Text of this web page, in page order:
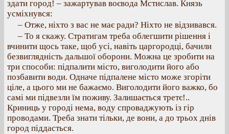
здати город! – зажартував воєвода Мстислав. Князь
усміхнувся:
– Отже, ніхто з вас не має ради? Ніхто не відзивався.
– То я скажу. Стратигам треба облегшити рішення і
вчинити щось таке, щоб усі, навіть царгородці, бачили
безвиглядність дальшої оборони. Можна це зробити на
три способи: підпалити місто, виголодити його або
позбавити води. Одначе підпалене місто може згоріти
ціле, а цього ми не бажаємо. Виголодити його важко, бо
самі ми підвезли їм поживу. Залишається третє!..
Криниць у городі нема, воду спроваджують із гір
проводами. Треба знати тільки, де вони, а до трьох днів
город піддасться.